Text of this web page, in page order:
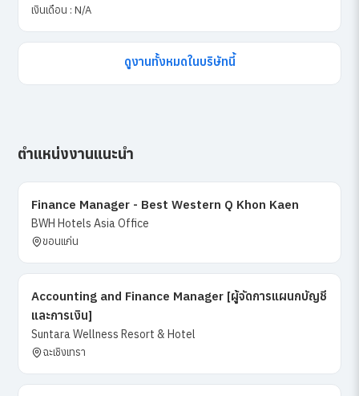
เงินเดือน : N/A
ดูงานทั้งหมดในบริษัทนี้
ตำแหน่งงานแนะนำ
Finance Manager - Best Western Q Khon Kaen
BWH Hotels Asia Office
ขอนแก่น
Accounting and Finance Manager [ผู้จัดการแผนกบัญชี
และการเงิน]
Suntara Wellness Resort & Hotel
ฉะเชิงเทรา